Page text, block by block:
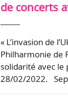
de concerts
« L’invasion de
Philharmonie de
solidarité avec le
28/02/2022.